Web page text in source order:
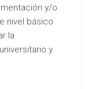
y/o
nivel básico
la
y